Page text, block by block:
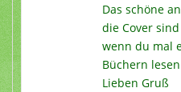
Das schöne
die Cover
wenn du mal
Büchern
Lieben Gruß